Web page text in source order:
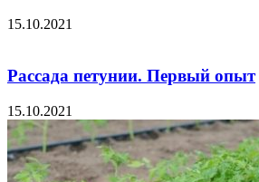
15.10.2021
Рассада петунии. Первый опыт
15.10.2021